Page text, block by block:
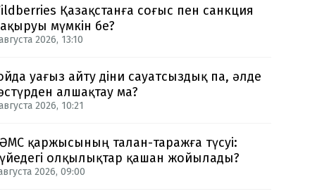
Қазақстанға соғыс пен санкция
мүмкін бе?
2026, 13:10
уағыз айту діни сауатсыздық па, әлде
алшақтау ма?
2026, 10:21
қаржысының талан-таражға түсуі:
олқылықтар қашан жойылады?
2026, 09:00